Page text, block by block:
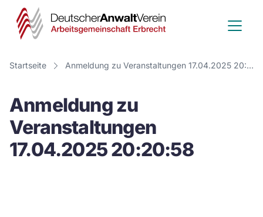
Deutscher
Anwalt
Verein
Startseite Anmeldung zu Veranstaltungen 17.04.2025 20:20:58
Anmeldung zu
Veranstaltungen
17.04.2025 20:20:58